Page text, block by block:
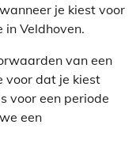
je kiest voor
in Veldhoven.
van een
voor dat je kiest
voor een periode
een